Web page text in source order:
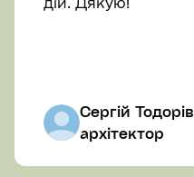
Сергій
архітектор